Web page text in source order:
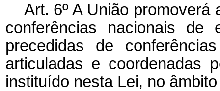
Art. 6º A União
conferências nacionais
precedidas de
articuladas e coordenadas
instituído nesta Lei, no